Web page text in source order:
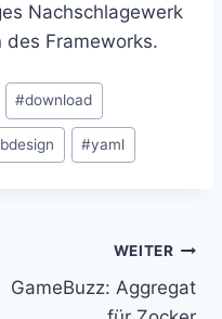
Nachschlagewerk
des Frameworks.
#download
#yaml
WEITER
GameBuzz: Aggregat